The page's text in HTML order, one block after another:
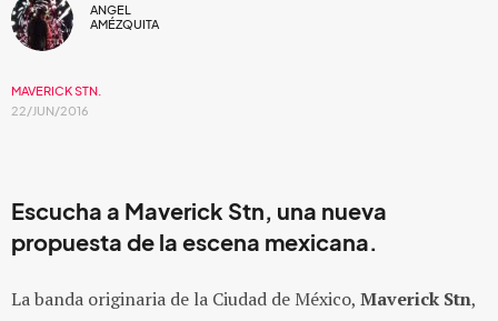
ANGEL
AMÉZQUITA
MAVERICK STN.
22/JUN/2016
Escucha a Maverick Stn, una nueva
propuesta de la escena mexicana.
La banda originaria de la Ciudad de México, Maverick Stn,